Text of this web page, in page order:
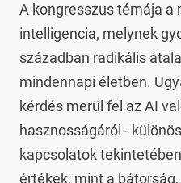
A kongresszus témája a
intelligencia, melynek
században radikális
mindennapi életben.
kérdés merül fel az AI
hasznosságáról -
kapcsolatok
értékek, mint a